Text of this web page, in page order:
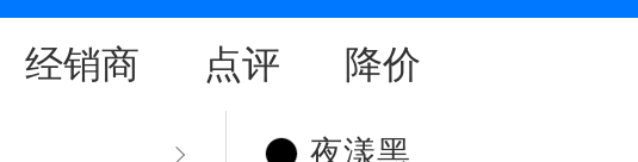
经销商 点评 降价
夜漾黑